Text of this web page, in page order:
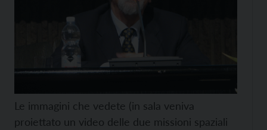
Le immagini che vedete (in sala veniva
proiettato un video delle due missioni spaziali